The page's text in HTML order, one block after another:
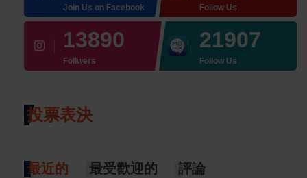
Join Us on Facebook Follow Us
13890
Follwers
21907
Follow Us
投票表決
最近的 最受歡迎的 評論